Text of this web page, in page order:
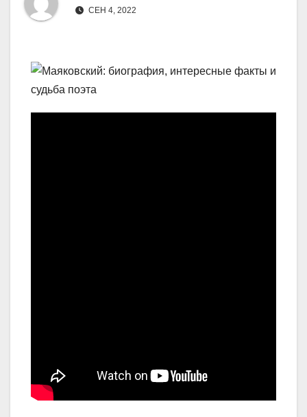
СЕН 4, 2022